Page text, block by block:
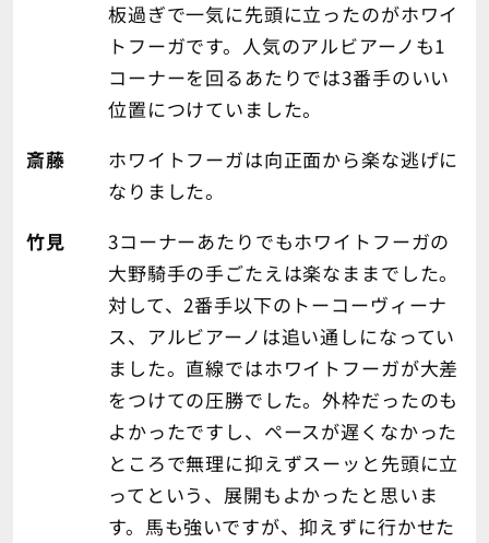
板過ぎで一気に先頭に立ったのがホワイ
トフーガです。人気のアルビアーノも1
コーナーを回るあたりでは3番手のいい
位置につけていました。
斎藤
ホワイトフーガは向正面から楽な逃げに
なりました。
竹見
3コーナーあたりでもホワイトフーガの
大野騎手の手ごたえは楽なままでした。
対して、2番手以下のトーコーヴィーナ
ス、アルビアーノは追い通しになってい
ました。直線ではホワイトフーガが大差
をつけての圧勝でした。外枠だったのも
よかったですし、ペースが遅くなかった
ところで無理に抑えずスーッと先頭に立
ってという、展開もよかったと思いま
す。馬も強いですが、抑えずに行かせた